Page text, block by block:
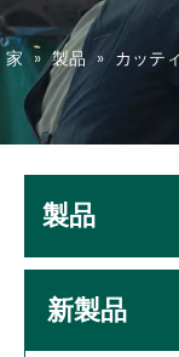
家 » 製品 » カッテ
製品
新製品